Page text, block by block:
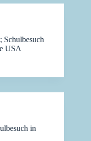
Schulbesuch
USA
in